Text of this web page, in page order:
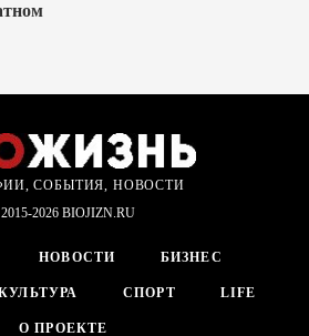
СОБЫТИЯ, НОВОСТИ
2026 BIOJIZN.RU
НОВОСТИ БИЗНЕС
СПОРТ LIFE
О ПРОЕКТЕ